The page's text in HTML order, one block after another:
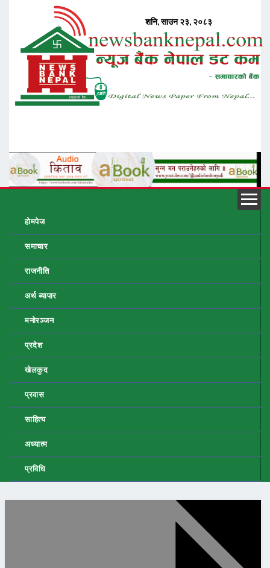
होमपेज
समाचार
राजनीति
अर्थ ब्यापार
मनोरञ्जन
प्रदेश
खेलकुद
प्रवास
साहित्य
अध्यात्म
प्रविधि